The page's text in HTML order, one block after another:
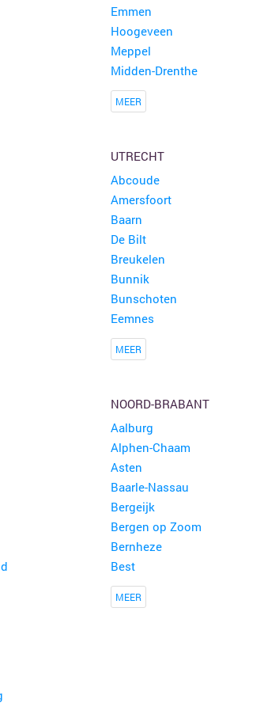
Emmen
Hoogeveen
Meppel
Midden-Drenthe
MEER
UTRECHT
Abcoude
Amersfoort
Baarn
De Bilt
Breukelen
Bunnik
Bunschoten
Eemnes
MEER
NOORD-BRABANT
Aalburg
Alphen-Chaam
Asten
Baarle-Nassau
Bergeijk
Bergen op Zoom
Bernheze
Best
MEER